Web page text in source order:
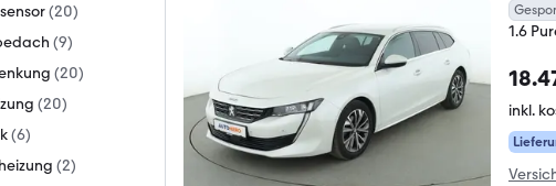
(20)
(9)
(20)
(20)
(6)
(2)
1.6
inkl.